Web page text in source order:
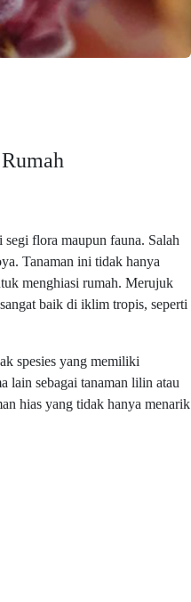
flora maupun fauna. Salah
Tanaman ini tidak hanya
menghiasi rumah. Merujuk
baik di iklim tropis, seperti
spesies yang memiliki
lain sebagai tanaman lilin atau
hias yang tidak hanya menarik